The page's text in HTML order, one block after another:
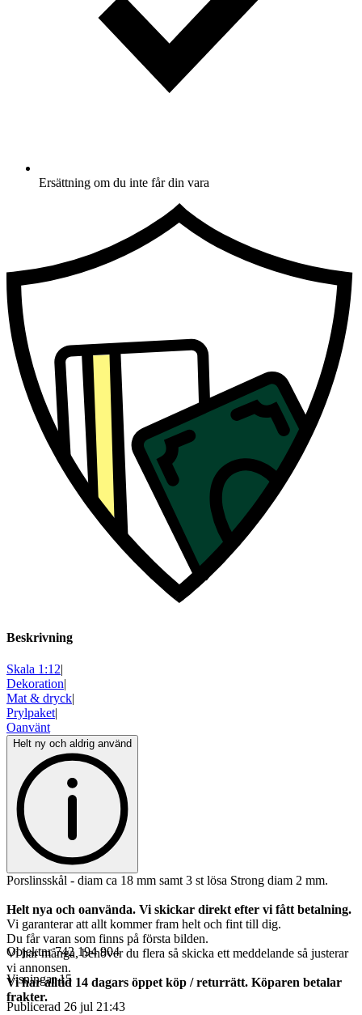
Ersättning om du inte får din vara
Beskrivning
Skala 1:12|
Dekoration|
Mat & dryck|
Prylpaket|
Oanvänt
Helt ny och aldrig använd
Porslinsskål - diam ca 18 mm samt 3 st lösa Strong diam 2 mm.
Helt nya och oanvända. Vi skickar direkt efter vi fått betalning.
Vi garanterar att allt kommer fram helt och fint till dig.
Du får varan som finns på första bilden.
Vi har många, behöver du flera så skicka ett meddelande så justerar
vi annonsen.
Vi har alltid 14 dagars öppet köp / returrätt. Köparen betalar
frakter.
Objektnr 742 194 904
Visningar 15
Publicerad 26 jul 21:43